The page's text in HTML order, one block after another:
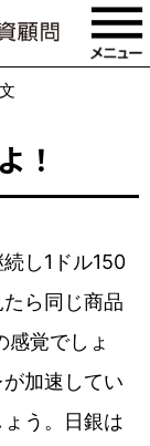
！
し1ドル150
ら同じ商品
感覚でしょ
加速してい
う。日銀は